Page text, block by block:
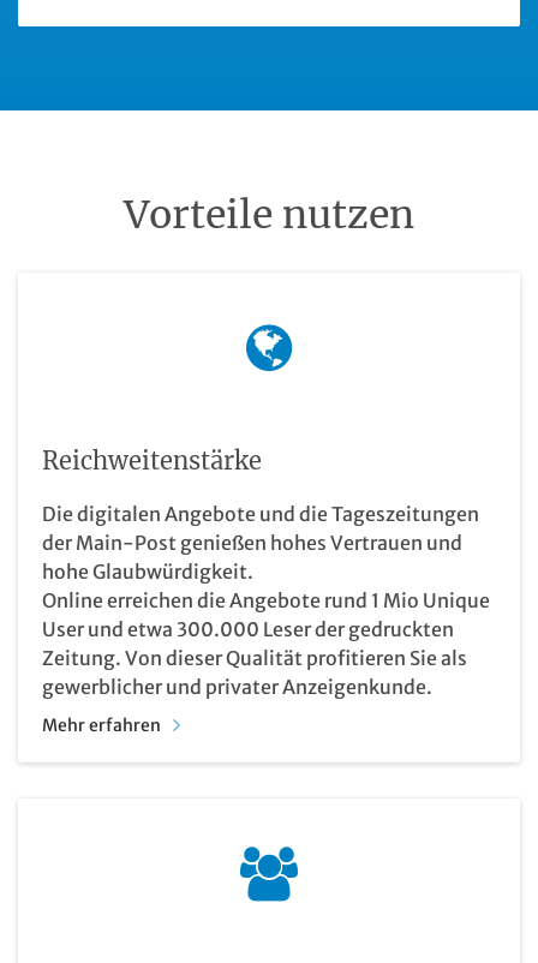
Vorteile nutzen
Reichweitenstärke
Die digitalen Angebote und die Tageszeitungen
der Main-Post genießen hohes Vertrauen und
hohe Glaubwürdigkeit.
Online erreichen die Angebote rund 1 Mio Unique
User und etwa 300.000 Leser der gedruckten
Zeitung. Von dieser Qualität profitieren Sie als
gewerblicher und privater Anzeigenkunde.
Mehr erfahren